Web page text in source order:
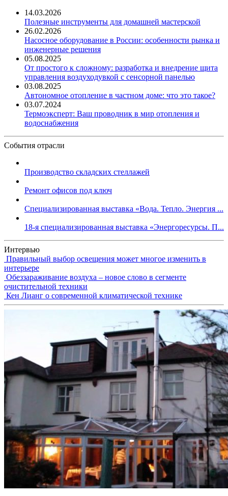
14.03.2026
Полезные инструменты для домашней мастерской
26.02.2026
Насосное оборудование в России: особенности рынка и
инженерные решения
05.08.2025
От простого к сложному: разработка и внедрение щита
управления воздуходувкой с сенсорной панелью
03.08.2025
Автономное отопление в частном доме: что это такое?
03.07.2024
Термоэксперт: Ваш проводник в мир отопления и
водоснабжения
События отрасли
Производство складских стеллажей
Ремонт офисов под ключ
Специализированная выставка «Вода. Тепло. Энергия ...
18-я специализированная выставка «Энергоресурсы. П...
Интервью
Правильный выбор освещения может многое изменить в
интерьере
Обеззараживание воздуха – новое слово в сегменте
очистительной техники
Кен Лианг о современной климатической технике